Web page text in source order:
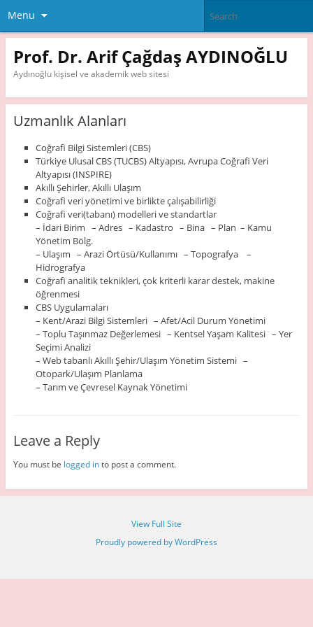
Menu
Prof. Dr. Arif Çağdaş AYDINOĞLU
Aydınoğlu kişisel ve akademik web sitesi
Uzmanlık Alanları
Coğrafi Bilgi Sistemleri (CBS)
Türkiye Ulusal CBS (TUCBS) Altyapısı, Avrupa Coğrafi Veri
Altyapısı (INSPIRE)
Akıllı Şehirler, Akıllı Ulaşım
Coğrafi veri yönetimi ve birlikte çalışabilirliği
Coğrafi veri(tabanı) modelleri ve standartlar
– İdari Birim – Adres – Kadastro – Bina – Plan – Kamu
Yönetim Bölg.
– Ulaşım – Arazi Örtüsü/Kullanımı – Topografya –
Hidrografya
Coğrafi analitik teknikleri, çok kriterli karar destek, makine
öğrenmesi
CBS Uygulamaları
– Kent/Arazi Bilgi Sistemleri – Afet/Acil Durum Yönetimi
– Toplu Taşınmaz Değerlemesi – Kentsel Yaşam Kalitesi – Yer
Seçimi Analizi
– Web tabanlı Akıllı Şehir/Ulaşım Yönetim Sistemi –
Otopark/Ulaşım Planlama
– Tarım ve Çevresel Kaynak Yönetimi
Leave a Reply
You must be logged into post a comment.
View Full Site
Proudly powered by WordPress